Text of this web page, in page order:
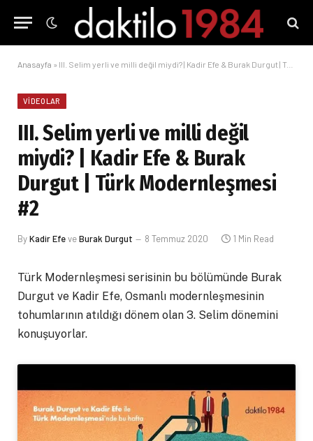
Anasayfa » III. Selim yerli ve milli değil miydi? | Kadir Efe & Burak Durgut | Türk Modernleşmesi #2
VIDEOLAR
III. Selim yerli ve milli değil
miydi? | Kadir Efe & Burak
Durgut | Türk Modernleşmesi
#2
ByKadir EfeveBurak Durgut 8 Temmuz 2020 1 Min Read
Türk Modernleşmesi serisinin bu bölümünde Burak
Durgut ve Kadir Efe, Osmanlı modernleşmesinin
tohumlarının atıldığı dönem olan 3. Selim dönemini
konuşuyorlar.